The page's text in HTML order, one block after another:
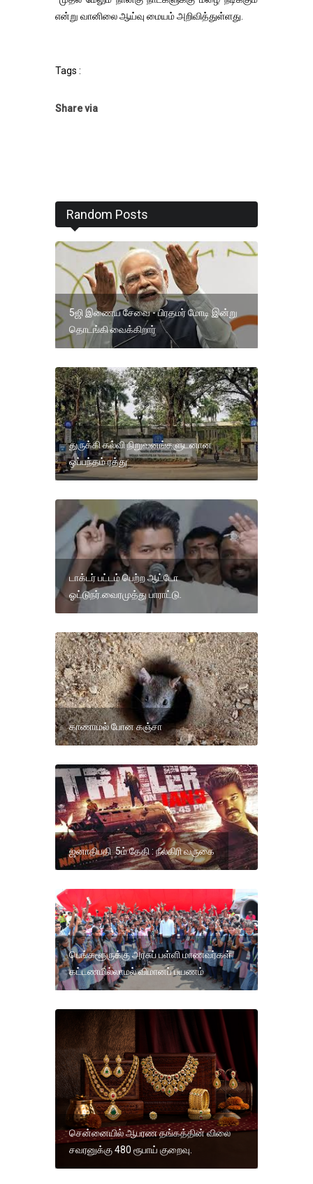
என்று வானிலை ஆய்வு மையம் அறிவித்துள்ளது.
Tags :
Share via
Random Posts
5ஜி இணைய சேவை - பிரதமர் மோடி இன்று
தொடங்கி வைக்கிறார்
துருக்கி கல்வி நிறுவனங்களுடனான
ஒப்பந்தம் ரத்து
டாக்டர் பட்டம் பெற்ற ஆட்டோ
ஓட்டுநர்.வைரமுத்து பாராட்டு.
காணாமல் போன கஞ்சா
ஜனாதிபதி 5ம் தேதி : நீலகிரி வருகை
பெங்களூருக்கு அரசுப் பள்ளி மாணவர்கள்
கட்டணமில்லாமல் விமானப் பயணம்
சென்னையில் ஆபரண தங்கத்தின் விலை
சவரனுக்கு 480 ரூபாய் குறைவு.